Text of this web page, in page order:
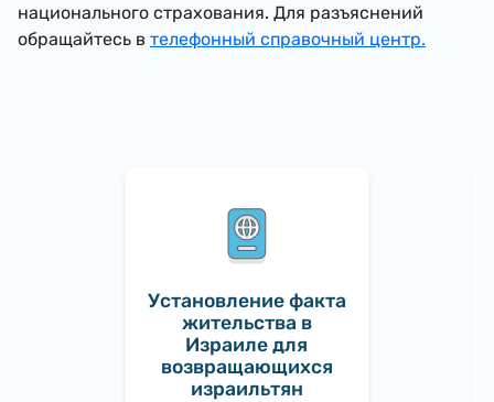
национального страхования. Для разъяснений
обращайтесь в телефонный справочный центр.
Установление факта
жительства в
Израиле для
возвращающихся
израильтян